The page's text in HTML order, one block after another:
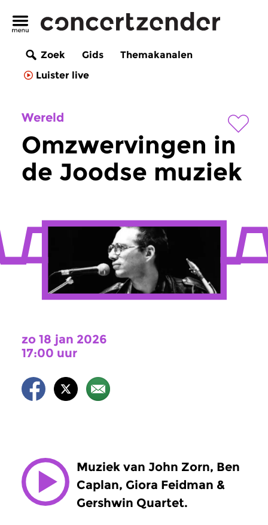
Zoek Gids
Themakanalen
Luister live
Wereld
Omzwervingen in
de Joodse muziek
zo 18 jan 2026
17:00 uur
Muziek van John Zorn, Ben
Caplan, Giora Feidman &
Gershwin Quartet.